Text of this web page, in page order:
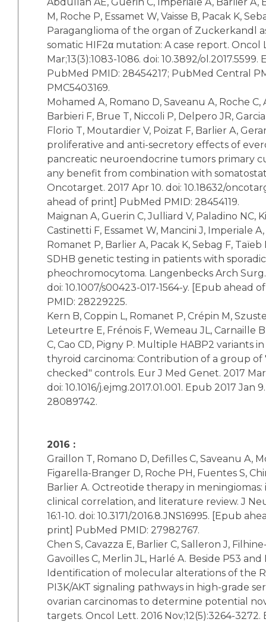
M, Roche P, Essamet W, Vaisse B, Pacak K,
Paraganglioma of the organ of Zuckerkandl
somatic HIF2α mutation: A case report. Oncol
Mar;13(3):1083-1086. doi: 10.3892/ol.2017.5599.
PubMed PMID: 28454217; PubMed Central
PMC5403169.
Mohamed A, Romano D, Saveanu A, Roche
Barbieri F, Brue T, Niccoli P, Delpero JR,
Florio T, Moutardier V, Poizat F, Barlier A,
proliferative and anti-secretory effects of
pancreatic neuroendocrine tumors primary
any benefit from combination with
Oncotarget. 2017 Apr 10. doi: 10.18632/
ahead of print] PubMed PMID: 28454119.
Maignan A, Guerin C, Julliard V, Paladino NC,
Castinetti F, Essamet W, Mancini J, Imperiale
Romanet P, Barlier A, Pacak K, Sebag F,
SDHB genetic testing in patients with sporadic
pheochromocytoma. Langenbecks Arch Surg.
doi: 10.1007/s00423-017-1564-y. [Epub ahead
PMID: 28229225.
Kern B, Coppin L, Romanet P, Crépin M,
Leteurtre E, Frénois F, Wemeau JL, Carnaille
C, Cao CD, Pigny P. Multiple HABP2 variants
thyroid carcinoma: Contribution of a group of
checked" controls. Eur J Med Genet. 2017
doi: 10.1016/j.ejmg.2017.01.001. Epub 2017 Jan
28089742.
2016 :
Graillon T, Romano D, Defilles C, Saveanu A,
Figarella-Branger D, Roche PH, Fuentes S,
Barlier A. Octreotide therapy in meningiomas:
clinical correlation, and literature review. J
16:1-10. doi: 10.3171/2016.8.JNS16995. [Epub
print] PubMed PMID: 27982767.
Chen S, Cavazza E, Barlier C, Salleron J,
Gavoilles C, Merlin JL, Harlé A. Beside P53 and
Identification of molecular alterations of the
PI3K/AKT signaling pathways in high-grade
ovarian carcinomas to determine potential
targets. Oncol Lett. 2016 Nov;12(5):3264-3272.